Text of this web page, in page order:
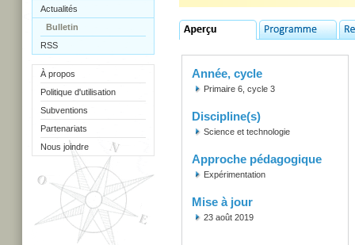
Actualités
Bulletin
RSS
À propos
Politique d'utilisation
Subventions
Partenariats
Nous joindre
Année, cycle
Primaire 6, cycle 3
Discipline(s)
Science et technologie
Approche pédagogique
Expérimentation
Mise à jour
23 août 2019